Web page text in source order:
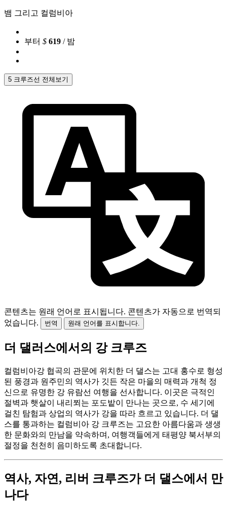
뱀 그리고 컬럼비아
부터 $ 619 / 밤
5 크루즈선 전체보기
콘텐츠는 원래 언어로 표시됩니다. 콘텐츠가 자동으로 번역되
었습니다.
번역 원래 언어를 표시합니다.
더 댈러스에서의 강 크루즈
컬럼비아강 협곡의 관문에 위치한 더 댈스는 고대 홍수로 형성
된 풍경과 원주민의 역사가 깃든 작은 마을의 매력과 개척 정
신으로 유명한 강 유람선 여행을 선사합니다. 이곳은 극적인
절벽과 햇살이 내리쬐는 포도밭이 만나는 곳으로, 수 세기에
걸친 탐험과 상업의 역사가 강을 따라 흐르고 있습니다. 더 댈
스를 통과하는 컬럼비아 강 크루즈는 고요한 아름다움과 생생
한 문화와의 만남을 약속하며, 여행객들에게 태평양 북서부의
절정을 천천히 음미하도록 초대합니다.
역사, 자연, 리버 크루즈가 더 댈스에서 만
나다